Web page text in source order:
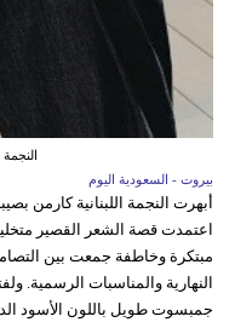
بيروت - السعودية اليوم
أبهرت النجمة اللبنانية كارمن
اعتمدت قصة الشعر القصير
مبتكرة وخاطفة جمعت بين
النهارية والمناسبات الرسمية.
جمبسوت طويل باللون الأسود